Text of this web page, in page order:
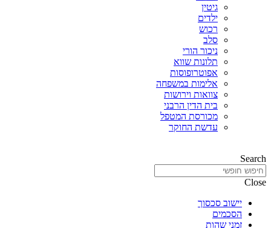
גיטין
ילדים
רכוש
סלב
ניכור הורי
תלונות שווא
אפוטרופוסות
אלימות במשפחה
צוואות וירושות
בית הדין הרבני
מכורסת המטפל
עדשת החוקר
Search
Close
יישוב סכסוך
הסכמים
זמני שהות